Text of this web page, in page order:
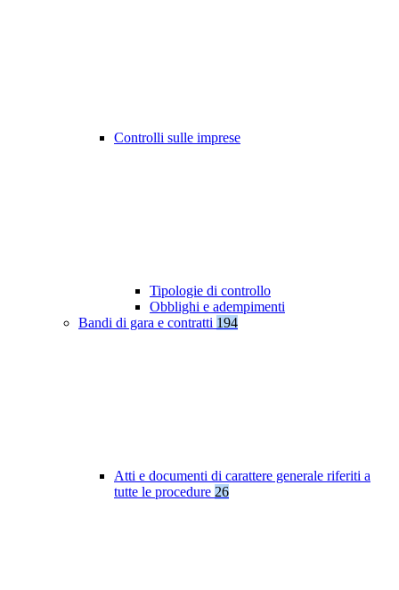
Controlli sulle imprese
Tipologie di controllo
Obblighi e adempimenti
Bandi di gara e contratti 194
Atti e documenti di carattere generale riferiti a
tutte le procedure 26